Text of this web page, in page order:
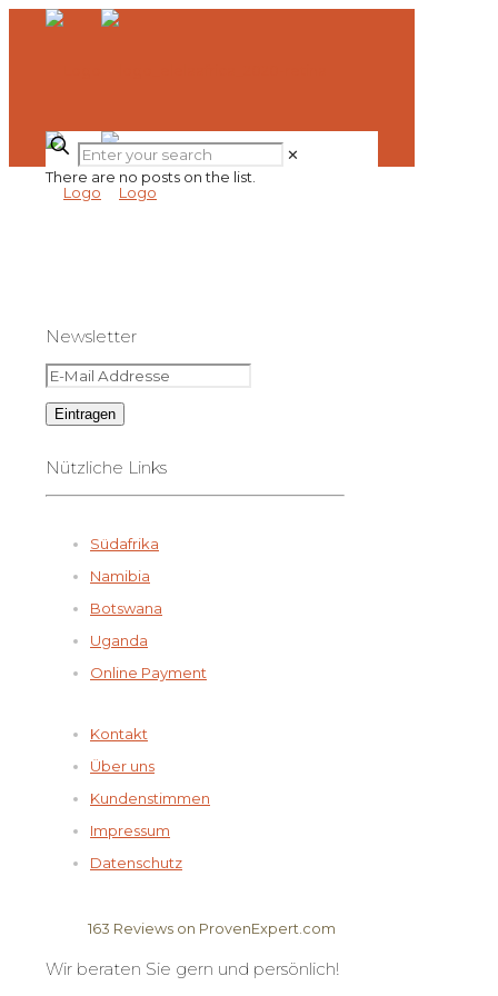
✕
There are no posts on the list.
Newsletter
Nützliche Links
Südafrika
Namibia
Botswana
Uganda
Online Payment
Kontakt
Über uns
Kundenstimmen
Impressum
Datenschutz
Elela Africa
163 Reviews on ProvenExpert.com
Wir beraten Sie gern und persönlich!